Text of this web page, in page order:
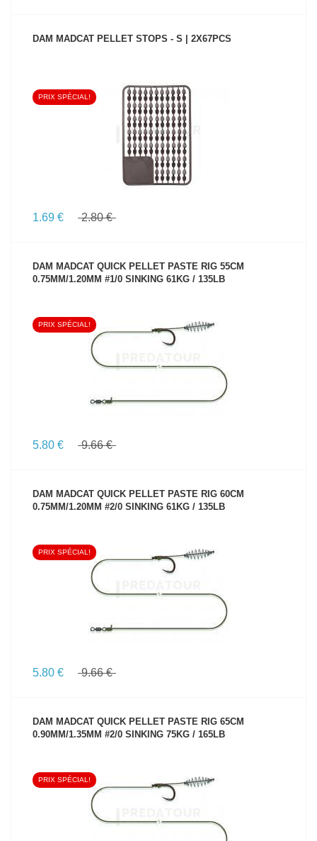
DAM MADCAT PELLET STOPS - S | 2X67PCS
VOIR LE PRODUIT
PRIX SPÉCIAL!
1.69 € 2.80 €
DAM MADCAT QUICK PELLET PASTE RIG 55CM
0.75MM/1.20MM #1/0 SINKING 61KG / 135LB
VOIR LE PRODUIT
PRIX SPÉCIAL!
5.80 € 9.66 €
DAM MADCAT QUICK PELLET PASTE RIG 60CM
0.75MM/1.20MM #2/0 SINKING 61KG / 135LB
VOIR LE PRODUIT
PRIX SPÉCIAL!
5.80 € 9.66 €
DAM MADCAT QUICK PELLET PASTE RIG 65CM
0.90MM/1.35MM #2/0 SINKING 75KG / 165LB
VOIR LE PRODUIT
PRIX SPÉCIAL!